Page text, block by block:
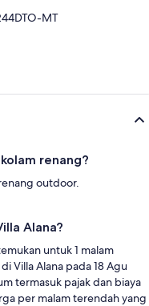
MT
renang?
outdoor.
Alana?
untuk 1 malam
Villa Alana pada 18 Agu
termasuk pajak dan biaya
per malam terendah yang